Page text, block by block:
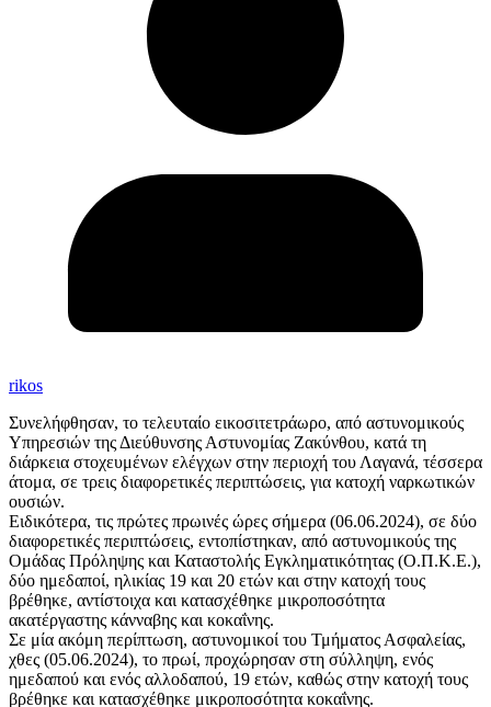
rikos
Συνελήφθησαν, το τελευταίο εικοσιτετράωρο, από αστυνομικούς
Υπηρεσιών της Διεύθυνσης Αστυνομίας Ζακύνθου, κατά τη
διάρκεια στοχευμένων ελέγχων στην περιοχή του Λαγανά, τέσσερα
άτομα, σε τρεις διαφορετικές περιπτώσεις, για κατοχή ναρκωτικών
ουσιών.
Ειδικότερα, τις πρώτες πρωινές ώρες σήμερα (06.06.2024), σε δύο
διαφορετικές περιπτώσεις, εντοπίστηκαν, από αστυνομικούς της
Ομάδας Πρόληψης και Καταστολής Εγκληματικότητας (Ο.Π.Κ.Ε.),
δύο ημεδαποί, ηλικίας 19 και 20 ετών και στην κατοχή τους
βρέθηκε, αντίστοιχα και κατασχέθηκε μικροποσότητα
ακατέργαστης κάνναβης και κοκαΐνης.
Σε μία ακόμη περίπτωση, αστυνομικοί του Τμήματος Ασφαλείας,
χθες (05.06.2024), το πρωί, προχώρησαν στη σύλληψη, ενός
ημεδαπού και ενός αλλοδαπού, 19 ετών, καθώς στην κατοχή τους
βρέθηκε και κατασχέθηκε μικροποσότητα κοκαΐνης.